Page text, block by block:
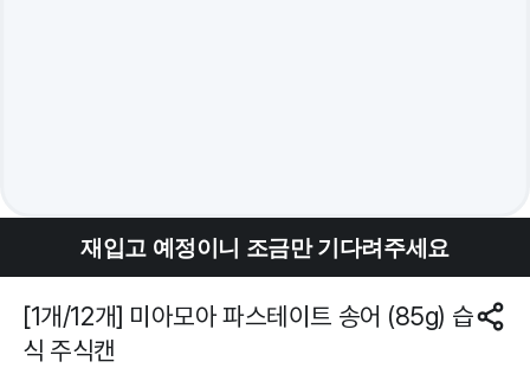
재입고 예정이니 조금만 기다려주세요
[1개/12개] 미아모아 파스테이트 송어 (85g) 습
식 주식캔